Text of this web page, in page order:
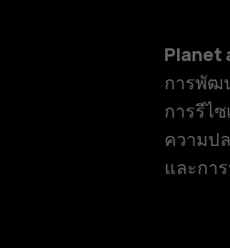
Planet
การพัฒ
การรีไ
ความป
และกา